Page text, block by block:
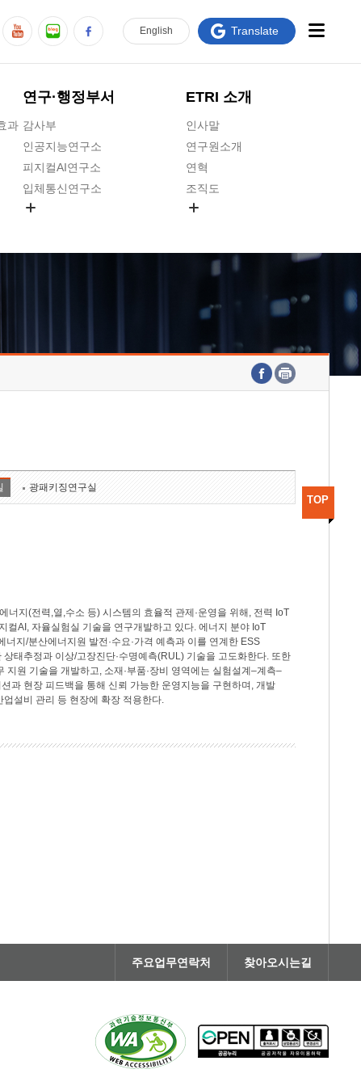
과
연구·행정부서
감사부
인공지능연구소
피지컬AI연구소
입체통신연구소
호남권연구본부
기획본부
ETRI 소개
인사말
연구원소개
연혁
조직도
연구원 고객헌장
주요업무연락처
English Translate
광패키징연구실
지(전력,열,수소 등) 시스템의 효율적 관제·운영을 위해, 전력 IoT
컬AI, 자율실험실 기술을 연구개발하고 있다. 에너지 분야 IoT
지/분산에너지원 발전·수요·가격 예측과 이를 연계한 ESS
태추정과 이상/고장진단·수명예측(RUL) 기술을 고도화한다. 또한
지원 기술을 개발하고, 소재·부품·장비 영역에는 실험설계–계측–
과 현장 피드백을 통해 신뢰 가능한 운영지능을 구현하며, 개발
업설비 관리 등 현장에 확장 적용한다.
TOP
주요업무연락처 찾아오시는길